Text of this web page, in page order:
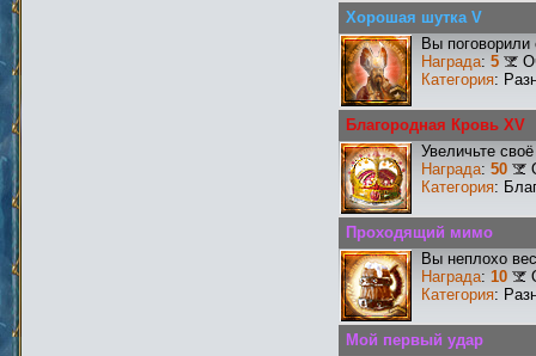
Хорошая шутка V
Вы
Награда: 5
Категория:
Благородная Кровь XV
Увеличьте
Награда: 50
Категория:
Проходящий мимо
Вы неплохо
Награда: 10
Категория:
Мой первый удар